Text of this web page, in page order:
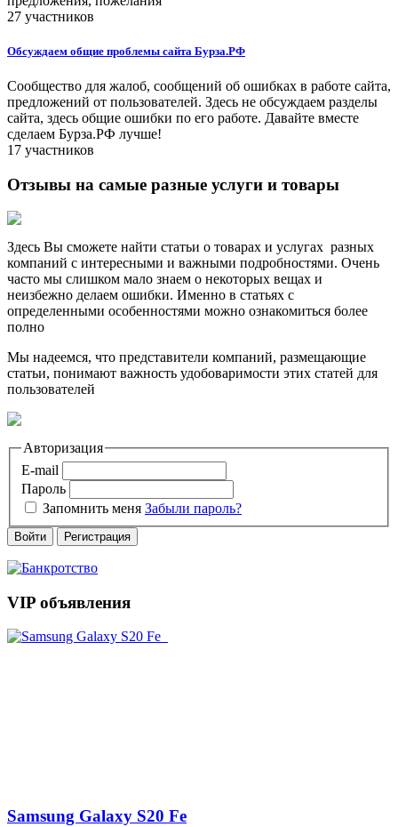
27 участников
Обсуждаем общие проблемы сайта Бурза.РФ
Сообщество для жалоб, сообщений об ошибках в работе сайта,
предложений от пользователей. Здесь не обсуждаем разделы
сайта, здесь общие ошибки по его работе. Давайте вместе
сделаем Бурза.РФ лучше!
17 участников
Отзывы на самые разные услуги и товары
Здесь Вы сможете найти статьи о товарах и услугах разных
компаний с интересными и важными подробностями. Очень
часто мы слишком мало знаем о некоторых вещах и
неизбежно делаем ошибки. Именно в статьях с
определенными особенностями можно ознакомиться более
полно
Мы надеемся, что представители компаний, размещающие
статьи, понимают важность удобоваримости этих статей для
пользователей
Авторизация
E-mail
Пароль
Запомнить меня Забыли пароль?
Войти Регистрация
VIP объявления
Samsung Galaxy S20 Fe